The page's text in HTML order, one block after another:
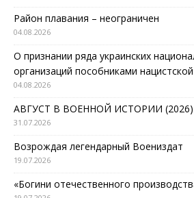
Район плавания – неограничен
04.08.2026
О признании ряда украинских
организаций пособниками
04.08.2026
АВГУСТ В ВОЕННОЙ ИСТОРИИ (2026)
31.07.2026
Возрождая легендарный Воениздат
19.07.2026
«Богини отечественного